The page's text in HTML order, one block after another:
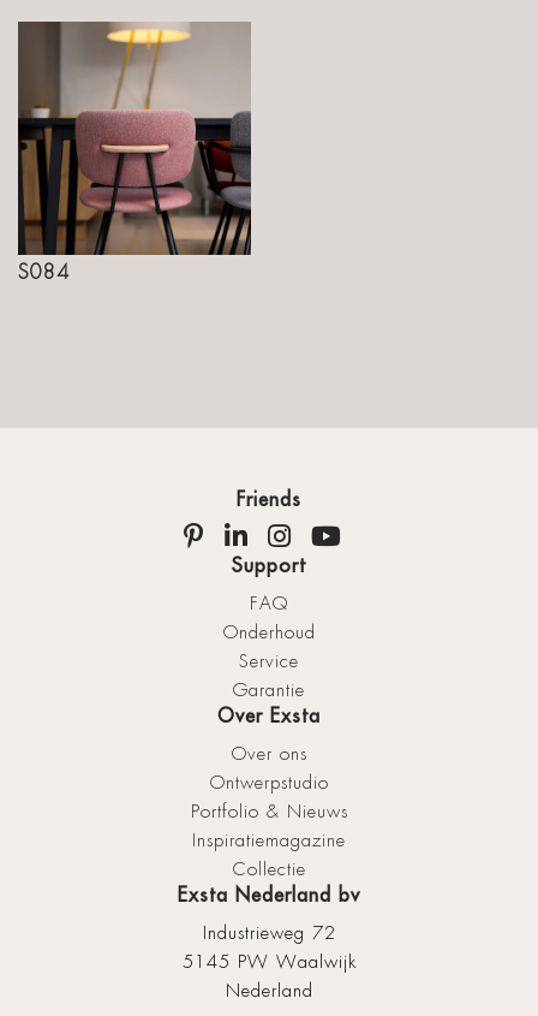
S084
Friends
Support
FAQ
Onderhoud
Service
Garantie
Over Exsta
Over ons
Ontwerpstudio
Portfolio & Nieuws
Inspiratiemagazine
Collectie
Exsta Nederland bv
Industrieweg 72
5145 PW Waalwijk
Nederland